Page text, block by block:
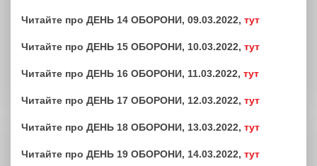
Читайте про ДЕНЬ 14 ОБОРОНИ, 09.03.2022, тут
Читайте про ДЕНЬ 15 ОБОРОНИ, 10.03.2022, тут
Читайте про ДЕНЬ 16 ОБОРОНИ, 11.03.2022, тут
Читайте про ДЕНЬ 17 ОБОРОНИ, 12.03.2022, тут
Читайте про ДЕНЬ 18 ОБОРОНИ, 13.03.2022, тут
Читайте про ДЕНЬ 19 ОБОРОНИ, 14.03.2022, тут